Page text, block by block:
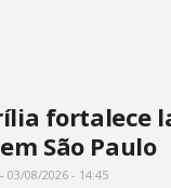
fortalece
São Paulo
03/08/2026 - 14:45